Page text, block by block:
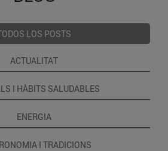
LOS POSTS
ACTUALITAT
I HÀBITS SALUDABLES
ENERGIA
I TRADICIONS